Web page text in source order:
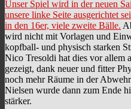
Unser Spiel wird in der neuen
unsere linke Seite ausgerichtet
in den 16er, viele zweite Bälle.
wird nicht mit Vorlagen und
kopfball- und physisch starken
Nico Tresoldi hat dies vor allem
gezeigt, dank neuer und fitter
noch mehr Räume in der
Nielsen wurde dann zum Ende
stärker.